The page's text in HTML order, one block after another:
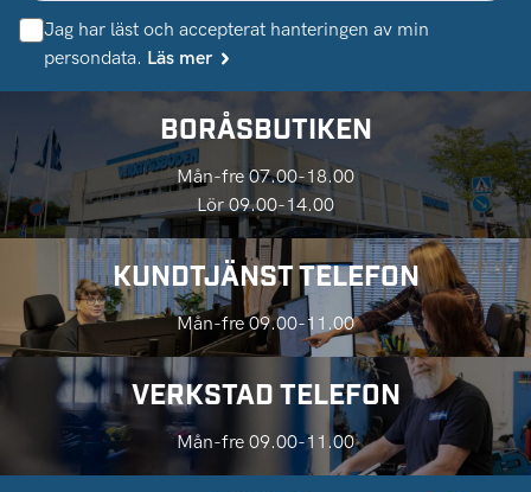
Jag har läst och accepterat hanteringen av min
persondata. Läs mer
BORÅSBUTIKEN
Mån-fre 07.00-18.00
Lör 09.00-14.00
KUNDTJÄNST TELEFON
Mån-fre 09.00-11.00
VERKSTAD TELEFON
Mån-fre 09.00-11.00